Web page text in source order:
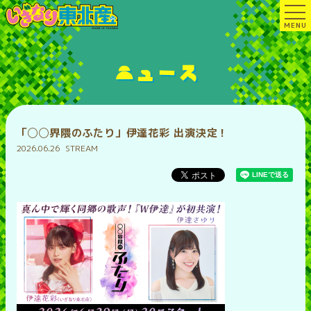
MENU
ニュース
「◯◯界隈のふたり」伊達花彩 出演決定！
2026.06.26 STREAM